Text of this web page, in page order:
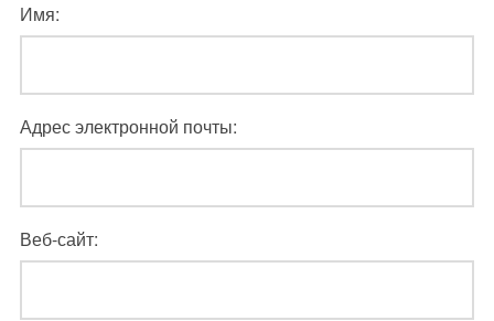
Имя:
Адрес электронной почты:
Веб-сайт: